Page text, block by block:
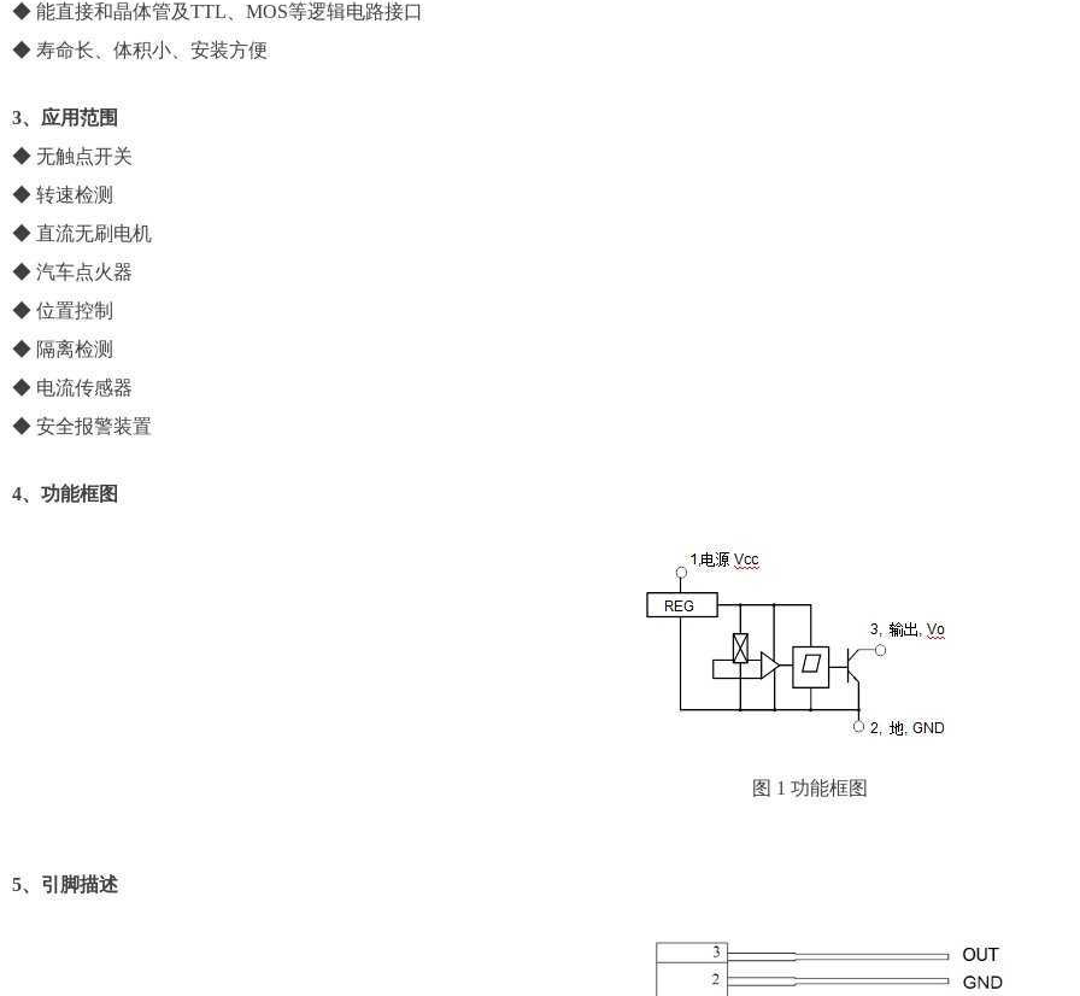
◆ 能直接和晶体管及TTL、MOS等逻辑电路接口
◆ 寿命长、体积小、安装方便
3、应用范围
◆ 无触点开关
◆ 转速检测
◆ 直流无刷电机
◆ 汽车点火器
◆ 位置控制
◆ 隔离检测
◆ 电流传感器
◆ 安全报警装置
4、功能框图
图 1 功能框图
5、引脚描述